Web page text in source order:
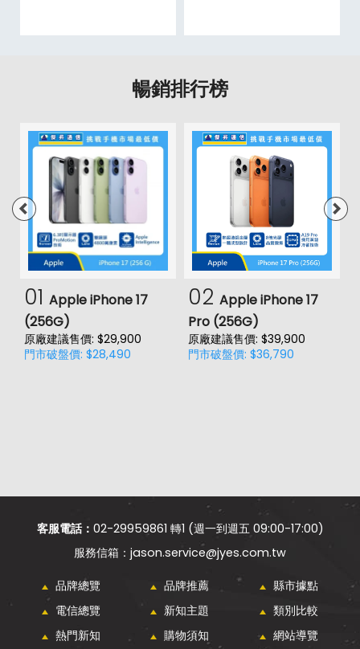
暢銷排行榜
01 Apple iPhone 17
(256G)
原廠建議售價: $29,900
門市破盤價: $28,490
02 Apple iPhone 17
Pro (256G)
原廠建議售價: $39,900
門市破盤價: $36,790
客服電話： 02-29959861 轉1 (週一到週五 09:00-17:00)
jason.service@jyes.com.tw
品牌總覽 品牌推薦
縣市據點
電信總覽
新知主題
類別比較
熱門新知
購物須知 網站導覽